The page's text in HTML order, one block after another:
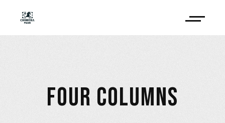
FOUR COLUMNS